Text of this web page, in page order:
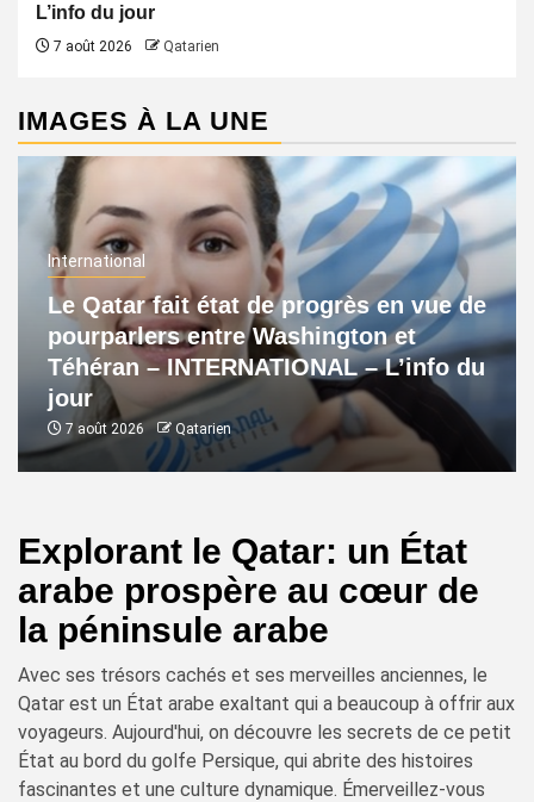
L’info du jour
7 août 2026 Qatarien
IMAGES À LA UNE
International
Le Qatar fait état de progrès en vue de
pourparlers entre Washington et
Téhéran – INTERNATIONAL – L’info du
jour
7 août 2026 Qatarien
Explorant le Qatar: un État
arabe prospère au cœur de
la péninsule arabe
Avec ses trésors cachés et ses merveilles anciennes, le
Qatar est un État arabe exaltant qui a beaucoup à offrir aux
voyageurs. Aujourd'hui, on découvre les secrets de ce petit
État au bord du golfe Persique, qui abrite des histoires
fascinantes et une culture dynamique. Émerveillez-vous